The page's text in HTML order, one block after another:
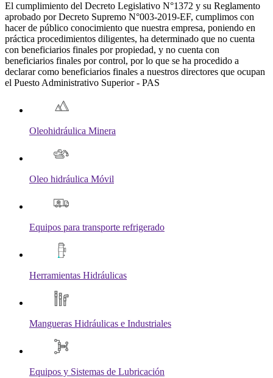
El cumplimiento del Decreto Legislativo N°1372 y su Reglamento
aprobado por Decreto Supremo N°003-2019-EF, cumplimos con
hacer de público conocimiento que nuestra empresa, poniendo en
práctica procedimientos diligentes, ha determinado que no cuenta
con beneficiarios finales por propiedad, y no cuenta con
beneficiarios finales por control, por lo que se ha procedido a
declarar como beneficiarios finales a nuestros directores que ocupan
el Puesto Administrativo Superior - PAS
Oleohidráulica Minera
Oleo hidráulica Móvil
Equipos para transporte refrigerado
Herramientas Hidráulicas
Mangueras Hidráulicas e Industriales
Equipos y Sistemas de Lubricación